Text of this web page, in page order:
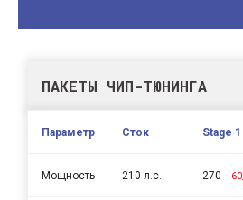
ПАКЕТЫ ЧИП-ТЮНИНГА
Параметр Сток Stage 1
Мощность 210 л.с. 270 60